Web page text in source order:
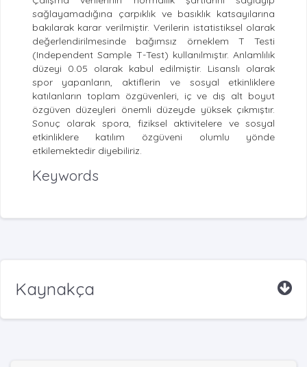
sağlayamadığına çarpıklık ve basıklık katsayılarına
bakılarak karar verilmiştir. Verilerin istatistiksel olarak
değerlendirilmesinde bağımsız örneklem T Testi
(Independent Sample T-Test) kullanılmıştır. Anlamlılık
düzeyi 0.05 olarak kabul edilmiştir. Lisanslı olarak
spor yapanların, aktiflerin ve sosyal etkinliklere
katılanların toplam özgüvenleri, iç ve dış alt boyut
özgüven düzeyleri önemli düzeyde yüksek çıkmıştır.
Sonuç olarak spora, fiziksel aktivitelere ve sosyal
etkinliklere katılım özgüveni olumlu yönde
etkilemektedir diyebiliriz.
Keywords
Kaynakça